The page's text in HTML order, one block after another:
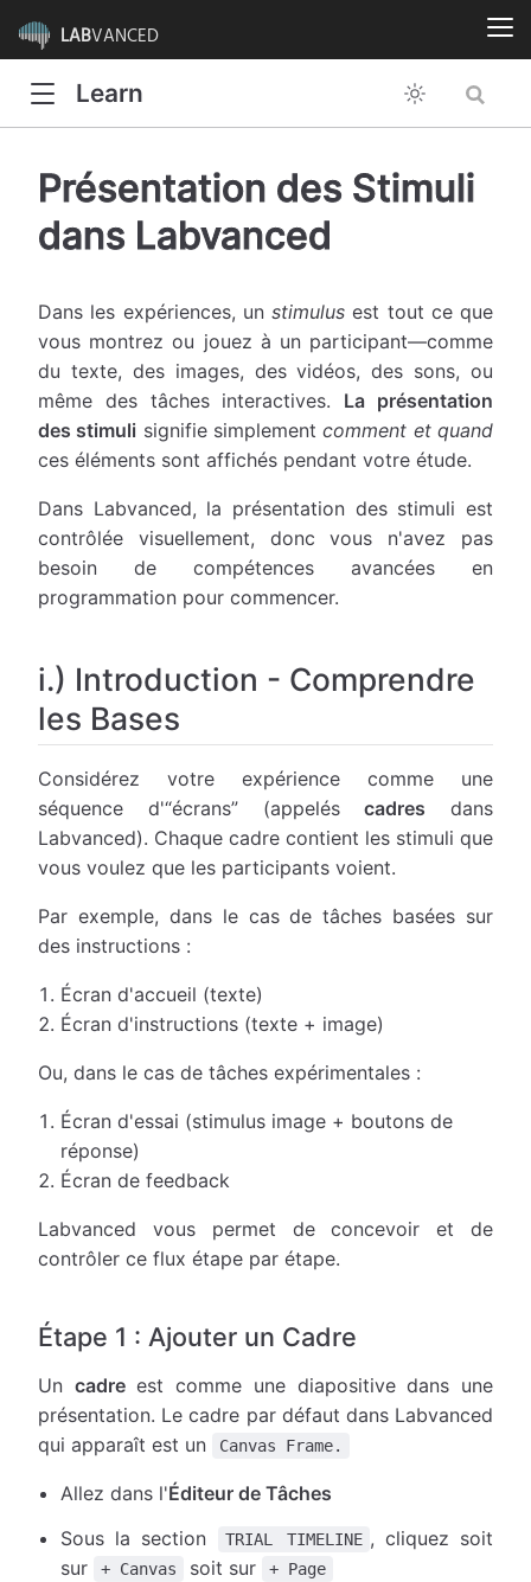
LABVANCED
Learn
Présentation des Stimuli
dans Labvanced
Dans les expériences, un stimulus est tout ce que
vous montrez ou jouez à un participant—comme
du texte, des images, des vidéos, des sons, ou
même des tâches interactives. La présentation
des stimuli signifie simplementcomment et quand
ces éléments sont affichés pendant votre étude.
Dans Labvanced, la présentation des stimuli est
contrôlée visuellement, donc vous n'avez pas
besoin de compétences avancées en
programmation pour commencer.
i.) Introduction - Comprendre
les Bases
Considérez votre expérience comme une
séquence d'“écrans” (appeléscadres dans
Labvanced). Chaque cadre contient les stimuli que
vous voulez que les participants voient.
Par exemple, dans le cas de tâches basées sur
des instructions :
Écran d'accueil (texte)
Écran d'instructions (texte + image)
Ou, dans le cas de tâches expérimentales :
Écran d'essai (stimulus image + boutons de
réponse)
Écran de feedback
Labvanced vous permet de concevoir et de
contrôler ce flux étape par étape.
Étape 1 : Ajouter un Cadre
Un cadreest comme une diapositive dans une
présentation. Le cadre par défaut dans Labvanced
qui apparaît est un
Canvas Frame.
Allez dans l'Éditeur de Tâches
Sous la section
TRIAL TIMELINE , cliquez soit
sur
+ Canvas soit sur + Page